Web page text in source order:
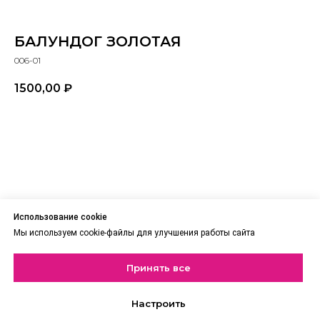
Использование cookie
Мы используем cookie-файлы для улучшения работы сайта
Принять все
Настроить
БАЛУНДОГ ЗОЛОТАЯ
006-01
1500,00 ₽